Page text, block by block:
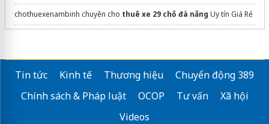
chothuexenambinh chuyên cho thuê xe 29 chỗ đà nẵng Uy tín Giá Rẻ
Tin tức Kinh tế Thương hiệu
Chuyển động 389
Chính sách & Pháp luật
OCOP Tư vấn
Xã hội
Videos